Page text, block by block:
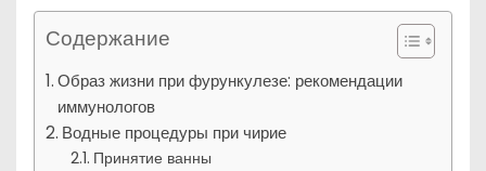
Содержание
Образ жизни при фурункулезе: рекомендации
иммунологов
Водные процедуры при чирие
Принятие ванны